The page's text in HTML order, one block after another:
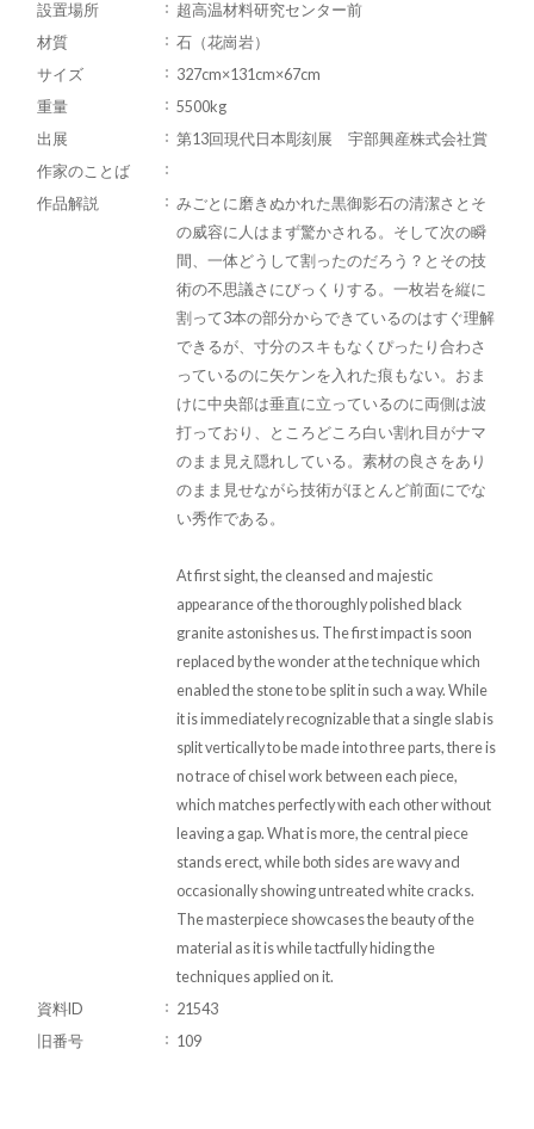
設置場所
超高温材料研究センター前
材質
石（花崗岩）
サイズ
327cm×131cm×67cm
重量
5500kg
出展
第13回現代日本彫刻展 宇部興産株式会社賞
作家のことば
作品解説
みごとに磨きぬかれた黒御影石の清潔さとそ
の威容に人はまず驚かされる。そして次の瞬
間、一体どうして割ったのだろう？とその技
術の不思議さにびっくりする。一枚岩を縦に
割って3本の部分からできているのはすぐ理解
できるが、寸分のスキもなくぴったり合わさ
っているのに矢ケンを入れた痕もない。おま
けに中央部は垂直に立っているのに両側は波
打っており、ところどころ白い割れ目がナマ
のまま見え隠れしている。素材の良さをあり
のまま見せながら技術がほとんど前面にでな
い秀作である。
At first sight, the cleansed and majestic
appearance of the thoroughly polished black
granite astonishes us. The first impact is soon
replaced by the wonder at the technique which
enabled the stone to be split in such a way. While
it is immediately recognizable that a single slab is
split vertically to be made into three parts, there is
no trace of chisel work between each piece,
which matches perfectly with each other without
leaving a gap. What is more, the central piece
stands erect, while both sides are wavy and
occasionally showing untreated white cracks.
The masterpiece showcases the beauty of the
material as it is while tactfully hiding the
techniques applied on it.
資料ID
21543
旧番号
109